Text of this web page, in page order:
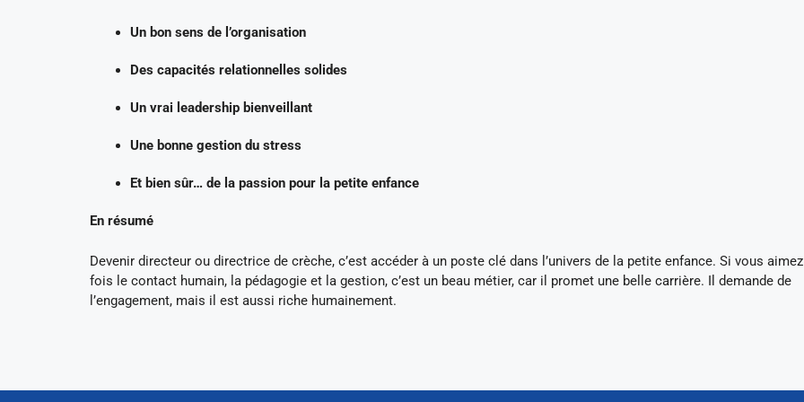
Un bon sens de l’organisation
Des capacités relationnelles solides
Un vrai leadership bienveillant
Une bonne gestion du stress
Et bien sûr… de la passion pour la petite enfance
En résumé
Devenir directeur ou directrice de crèche, c’est accéder à un poste clé dans l’univers de la petite enfance. Si vous
fois le contact humain, la pédagogie et la gestion, c’est un beau métier, car il promet une belle carrière. Il demande de
l’engagement, mais il est aussi riche humainement.